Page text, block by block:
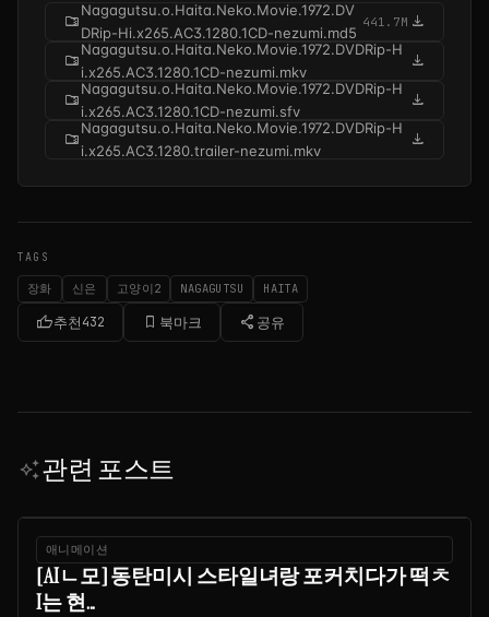
folder_zip
Nagagutsu.o.Haita.Neko.Movie.1972.DV
DRip-Hi.x265.AC3.1280.1CD-nezumi.md5
441.7M download
folder_zip
Nagagutsu.o.Haita.Neko.Movie.1972.DVDRip-H
i.x265.AC3.1280.1CD-nezumi.mkv
download
folder_zip
Nagagutsu.o.Haita.Neko.Movie.1972.DVDRip-H
i.x265.AC3.1280.1CD-nezumi.sfv
download
folder_zip
Nagagutsu.o.Haita.Neko.Movie.1972.DVDRip-H
i.x265.AC3.1280.trailer-nezumi.mkv
download
TAGS
장화 신은 고양이2 NAGAGUTSU HAITA
thumb_up추천432 bookmark_border 북마크 share 공유
auto_awesome관련 포스트
애니메이션
[AIㄴ모] 동탄미시 스타일녀랑 포커치다가 떡ㅊ
I는 현...